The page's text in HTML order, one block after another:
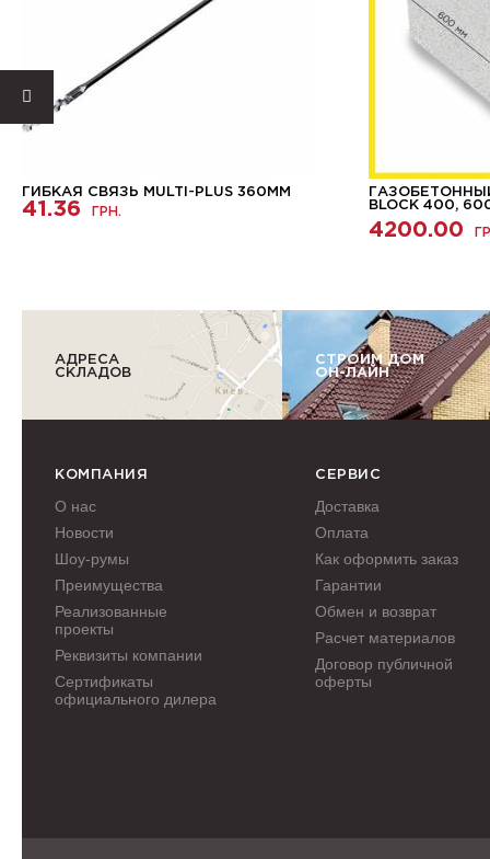
ГИБКАЯ СВЯЗЬ MULTI-PLUS 360ММ
41.36 ГРН.
BLOCK 400,
4200.00
АДРЕСА
СКЛАДОВ
СТРОИМ ДОМ
ОН-ЛАЙН
КОМПАНИЯ
О нас
Новости
Шоу-румы
Преимущества
Реализованные
проекты
Реквизиты компании
Сертификаты
официального дилера
СЕРВИС
Доставка
Оплата
Как оформить заказ
Гарантии
Обмен и возврат
Расчет материалов
Договор публичной
оферты